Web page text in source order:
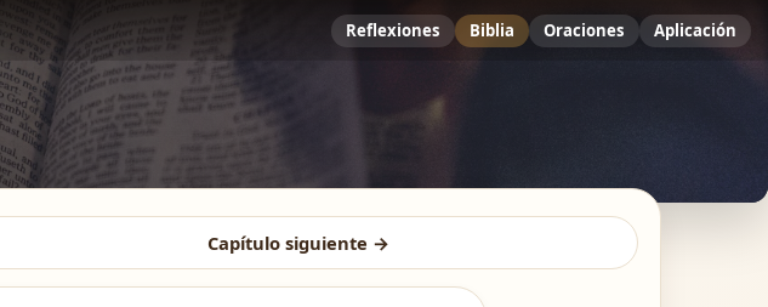
Reflexiones Biblia Oraciones Aplicación
Capítulo siguiente →